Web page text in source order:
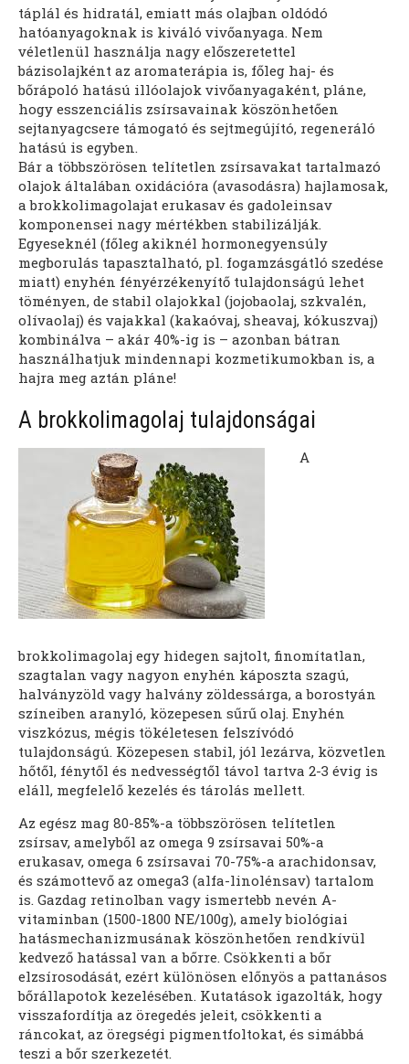
táplál és hidratál, emiatt más olajban oldódó
hatóanyagoknak is kiváló vivőanyaga. Nem
véletlenül használja nagy előszeretettel
bázisolajként az aromaterápia is, főleg haj- és
bőrápoló hatású illóolajok vivőanyagaként, pláne,
hogy esszenciális zsírsavainak köszönhetően
sejtanyagcsere támogató és sejtmegújító, regeneráló
hatású is egyben.
Bár a többszörösen telítetlen zsírsavakat tartalmazó
olajok általában oxidációra (avasodásra) hajlamosak,
a brokkolimagolajat erukasav és gadoleinsav
komponensei nagy mértékben stabilizálják.
Egyeseknél (főleg akiknél hormonegyensúly
megborulás tapasztalható, pl. fogamzásgátló szedése
miatt) enyhén fényérzékenyítő tulajdonságú lehet
töményen, de stabil olajokkal (jojobaolaj, szkvalén,
olívaolaj) és vajakkal (kakaóvaj, sheavaj, kókuszvaj)
kombinálva – akár 40%-ig is – azonban bátran
használhatjuk mindennapi kozmetikumokban is, a
hajra meg aztán pláne!
A brokkolimagolaj tulajdonságai
A
brokkolimagolaj egy hidegen sajtolt, finomítatlan,
szagtalan vagy nagyon enyhén káposzta szagú,
halványzöld vagy halvány zöldessárga, a borostyán
színeiben aranyló, közepesen sűrű olaj. Enyhén
viszkózus, mégis tökéletesen felszívódó
tulajdonságú. Közepesen stabil, jól lezárva, közvetlen
hőtől, fénytől és nedvességtől távol tartva 2-3 évig is
eláll, megfelelő kezelés és tárolás mellett.
Az egész mag 80-85%-a többszörösen telítetlen
zsírsav, amelyből az omega 9 zsírsavai 50%-a
erukasav, omega 6 zsírsavai 70-75%-a arachidonsav,
és számottevő az omega3 (alfa-linolénsav) tartalom
is. Gazdag retinolban vagy ismertebb nevén A-
vitaminban (1500-1800 NE/100g), amely biológiai
hatásmechanizmusának köszönhetően rendkívül
kedvező hatással van a bőrre. Csökkenti a bőr
elzsírosodását, ezért különösen előnyös a pattanásos
bőrállapotok kezelésében. Kutatások igazolták, hogy
visszafordítja az öregedés jeleit, csökkenti a
ráncokat, az öregségi pigmentfoltokat, és simábbá
teszi a bőr szerkezetét.